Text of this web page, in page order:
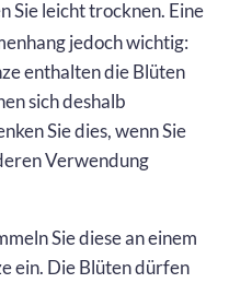
Sie leicht trocknen. Eine
jedoch wichtig:
enthalten die Blüten
sich deshalb
Sie dies, wenn Sie
Verwendung
Sie diese an einem
ein. Die Blüten dürfen